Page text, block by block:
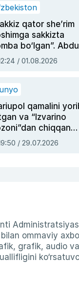
qator she’rim
sakkizta
bo‘lgan”.
siyosiy
asrab
/ 01.08.2026
qamalini
va “Izvarino
chiqqan
— Ukraina
bosh
/ 29.07.2026
ommaviy
grafik, audio